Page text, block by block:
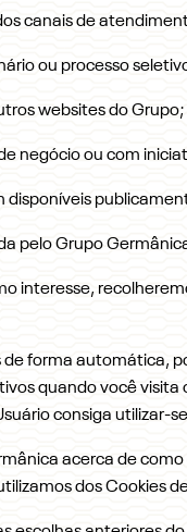
canais de
ou processo
websites do Grupo;
negócio ou com
disponíveis
pelo Grupo
interesse,
forma automática,
quando você
consiga utilizar-
acerca de
dos Cookies